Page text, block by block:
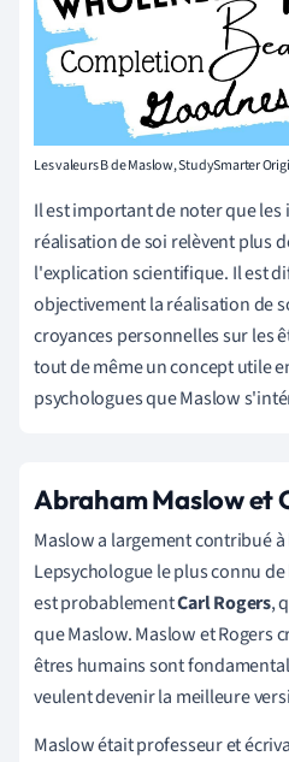
Les valeurs B de Maslow, StudySmarter
Il est important de noter que les
réalisation de soi relèvent plus
l'explication scientifique. Il est
objectivement la réalisation de
croyances personnelles sur les
tout de même un concept utile
psychologues que Maslow
Abraham Maslow et
Maslow a largement contribué
Lepsychologue le plus connu
est probablementCarl Rogers,
que Maslow. Maslow et Rogers
êtres humains sont
veulent devenir la meilleure
Maslow était professeur et